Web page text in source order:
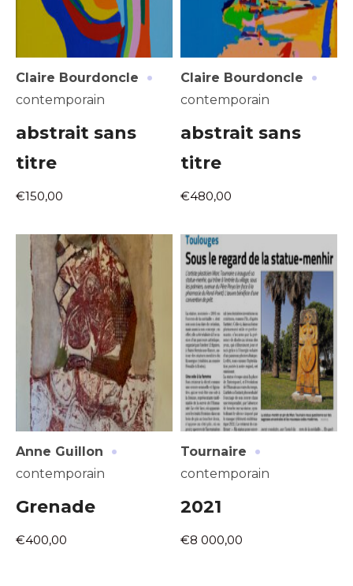
Claire Bourdoncle ·
contemporain
abstrait sans
titre
€150,00
Claire Bourdoncle ·
contemporain
abstrait sans
titre
€480,00
Anne Guillon ·
contemporain
Grenade
€400,00
Tournaire ·
contemporain
2021
€8 000,00